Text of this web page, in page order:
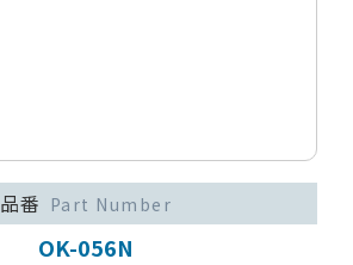
品番 Part Number
OK-056N